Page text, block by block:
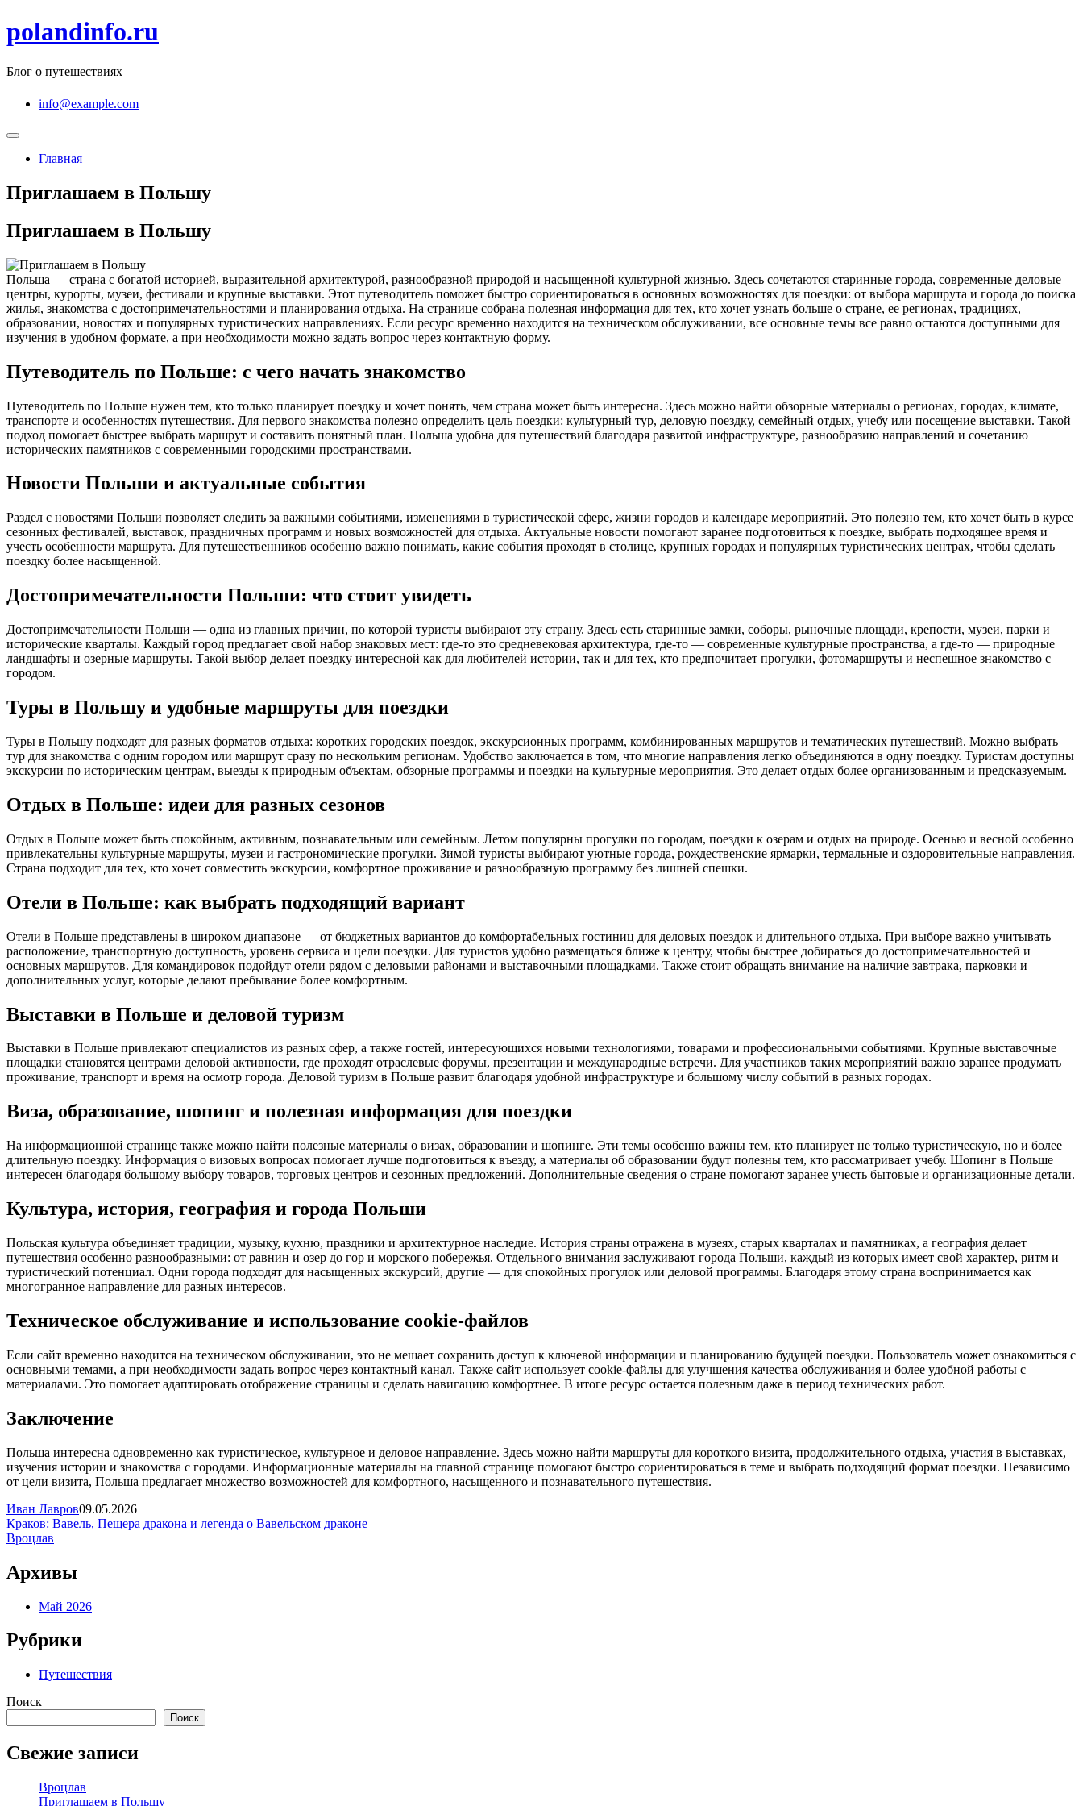
Перейти
к
polandinfo.ru
Блог о путешествиях
info@example.com
Главная
Приглашаем в Польшу
Приглашаем в Польшу
Польша — страна с богатой историей, выразительной архитектурой, разнообразной природой и насыщенной культурной жизнью. Здесь сочетаются старинные города, современные деловые
центры, курорты, музеи, фестивали и крупные выставки. Этот путеводитель поможет быстро сориентироваться в основных возможностях для поездки: от выбора маршрута и города до поиска
жилья, знакомства с достопримечательностями и планирования отдыха. На странице собрана полезная информация для тех, кто хочет узнать больше о стране, ее регионах, традициях,
образовании, новостях и популярных туристических направлениях. Если ресурс временно находится на техническом обслуживании, все основные темы все равно остаются доступными для
изучения в удобном формате, а при необходимости можно задать вопрос через контактную форму.
Путеводитель по Польше: с чего начать знакомство
Путеводитель по Польше нужен тем, кто только планирует поездку и хочет понять, чем страна может быть интересна. Здесь можно найти обзорные материалы о регионах, городах, климате,
транспорте и особенностях путешествия. Для первого знакомства полезно определить цель поездки: культурный тур, деловую поездку, семейный отдых, учебу или посещение выставки. Такой
подход помогает быстрее выбрать маршрут и составить понятный план. Польша удобна для путешествий благодаря развитой инфраструктуре, разнообразию направлений и сочетанию
исторических памятников с современными городскими пространствами.
Новости Польши и актуальные события
Раздел с новостями Польши позволяет следить за важными событиями, изменениями в туристической сфере, жизни городов и календаре мероприятий. Это полезно тем, кто хочет быть в курсе
сезонных фестивалей, выставок, праздничных программ и новых возможностей для отдыха. Актуальные новости помогают заранее подготовиться к поездке, выбрать подходящее время и
учесть особенности маршрута. Для путешественников особенно важно понимать, какие события проходят в столице, крупных городах и популярных туристических центрах, чтобы сделать
поездку более насыщенной.
Достопримечательности Польши: что стоит увидеть
Достопримечательности Польши — одна из главных причин, по которой туристы выбирают эту страну. Здесь есть старинные замки, соборы, рыночные площади, крепости, музеи, парки и
исторические кварталы. Каждый город предлагает свой набор знаковых мест: где-то это средневековая архитектура, где-то — современные культурные пространства, а где-то — природные
ландшафты и озерные маршруты. Такой выбор делает поездку интересной как для любителей истории, так и для тех, кто предпочитает прогулки, фотомаршруты и неспешное знакомство с
городом.
Туры в Польшу и удобные маршруты для поездки
Туры в Польшу подходят для разных форматов отдыха: коротких городских поездок, экскурсионных программ, комбинированных маршрутов и тематических путешествий. Можно выбрать
тур для знакомства с одним городом или маршрут сразу по нескольким регионам. Удобство заключается в том, что многие направления легко объединяются в одну поездку. Туристам доступны
экскурсии по историческим центрам, выезды к природным объектам, обзорные программы и поездки на культурные мероприятия. Это делает отдых более организованным и предсказуемым.
Отдых в Польше: идеи для разных сезонов
Отдых в Польше может быть спокойным, активным, познавательным или семейным. Летом популярны прогулки по городам, поездки к озерам и отдых на природе. Осенью и весной особенно
привлекательны культурные маршруты, музеи и гастрономические прогулки. Зимой туристы выбирают уютные города, рождественские ярмарки, термальные и оздоровительные направления.
Страна подходит для тех, кто хочет совместить экскурсии, комфортное проживание и разнообразную программу без лишней спешки.
Отели в Польше: как выбрать подходящий вариант
Отели в Польше представлены в широком диапазоне — от бюджетных вариантов до комфортабельных гостиниц для деловых поездок и длительного отдыха. При выборе важно учитывать
расположение, транспортную доступность, уровень сервиса и цели поездки. Для туристов удобно размещаться ближе к центру, чтобы быстрее добираться до достопримечательностей и
основных маршрутов. Для командировок подойдут отели рядом с деловыми районами и выставочными площадками. Также стоит обращать внимание на наличие завтрака, парковки и
дополнительных услуг, которые делают пребывание более комфортным.
Выставки в Польше и деловой туризм
Выставки в Польше привлекают специалистов из разных сфер, а также гостей, интересующихся новыми технологиями, товарами и профессиональными событиями. Крупные выставочные
площадки становятся центрами деловой активности, где проходят отраслевые форумы, презентации и международные встречи. Для участников таких мероприятий важно заранее продумать
проживание, транспорт и время на осмотр города. Деловой туризм в Польше развит благодаря удобной инфраструктуре и большому числу событий в разных городах.
Виза, образование, шопинг и полезная информация для поездки
На информационной странице также можно найти полезные материалы о визах, образовании и шопинге. Эти темы особенно важны тем, кто планирует не только туристическую, но и более
длительную поездку. Информация о визовых вопросах помогает лучше подготовиться к въезду, а материалы об образовании будут полезны тем, кто рассматривает учебу. Шопинг в Польше
интересен благодаря большому выбору товаров, торговых центров и сезонных предложений. Дополнительные сведения о стране помогают заранее учесть бытовые и организационные детали.
Культура, история, география и города Польши
Польская культура объединяет традиции, музыку, кухню, праздники и архитектурное наследие. История страны отражена в музеях, старых кварталах и памятниках, а география делает
путешествия особенно разнообразными: от равнин и озер до гор и морского побережья. Отдельного внимания заслуживают города Польши, каждый из которых имеет свой характер, ритм и
туристический потенциал. Одни города подходят для насыщенных экскурсий, другие — для спокойных прогулок или деловой программы. Благодаря этому страна воспринимается как
многогранное направление для разных интересов.
Техническое обслуживание и использование cookie-файлов
Если сайт временно находится на техническом обслуживании, это не мешает сохранить доступ к ключевой информации и планированию будущей поездки. Пользователь может ознакомиться с
основными темами, а при необходимости задать вопрос через контактный канал. Также сайт использует cookie-файлы для улучшения качества обслуживания и более удобной работы с
материалами. Это помогает адаптировать отображение страницы и сделать навигацию комфортнее. В итоге ресурс остается полезным даже в период технических работ.
Заключение
Польша интересна одновременно как туристическое, культурное и деловое направление. Здесь можно найти маршруты для короткого визита, продолжительного отдыха, участия в выставках,
изучения истории и знакомства с городами. Информационные материалы на главной странице помогают быстро сориентироваться в теме и выбрать подходящий формат поездки. Независимо
от цели визита, Польша предлагает множество возможностей для комфортного, насыщенного и познавательного путешествия.
Иван Лавров09.05.2026
Навигация
по
записям
Краков: Вавель, Пещера дракона и легенда о Вавельском драконе
Вроцлав
Архивы
Май 2026
Рубрики
Путешествия
Поиск
Поиск
Свежие записи
Вроцлав
Приглашаем в Польшу